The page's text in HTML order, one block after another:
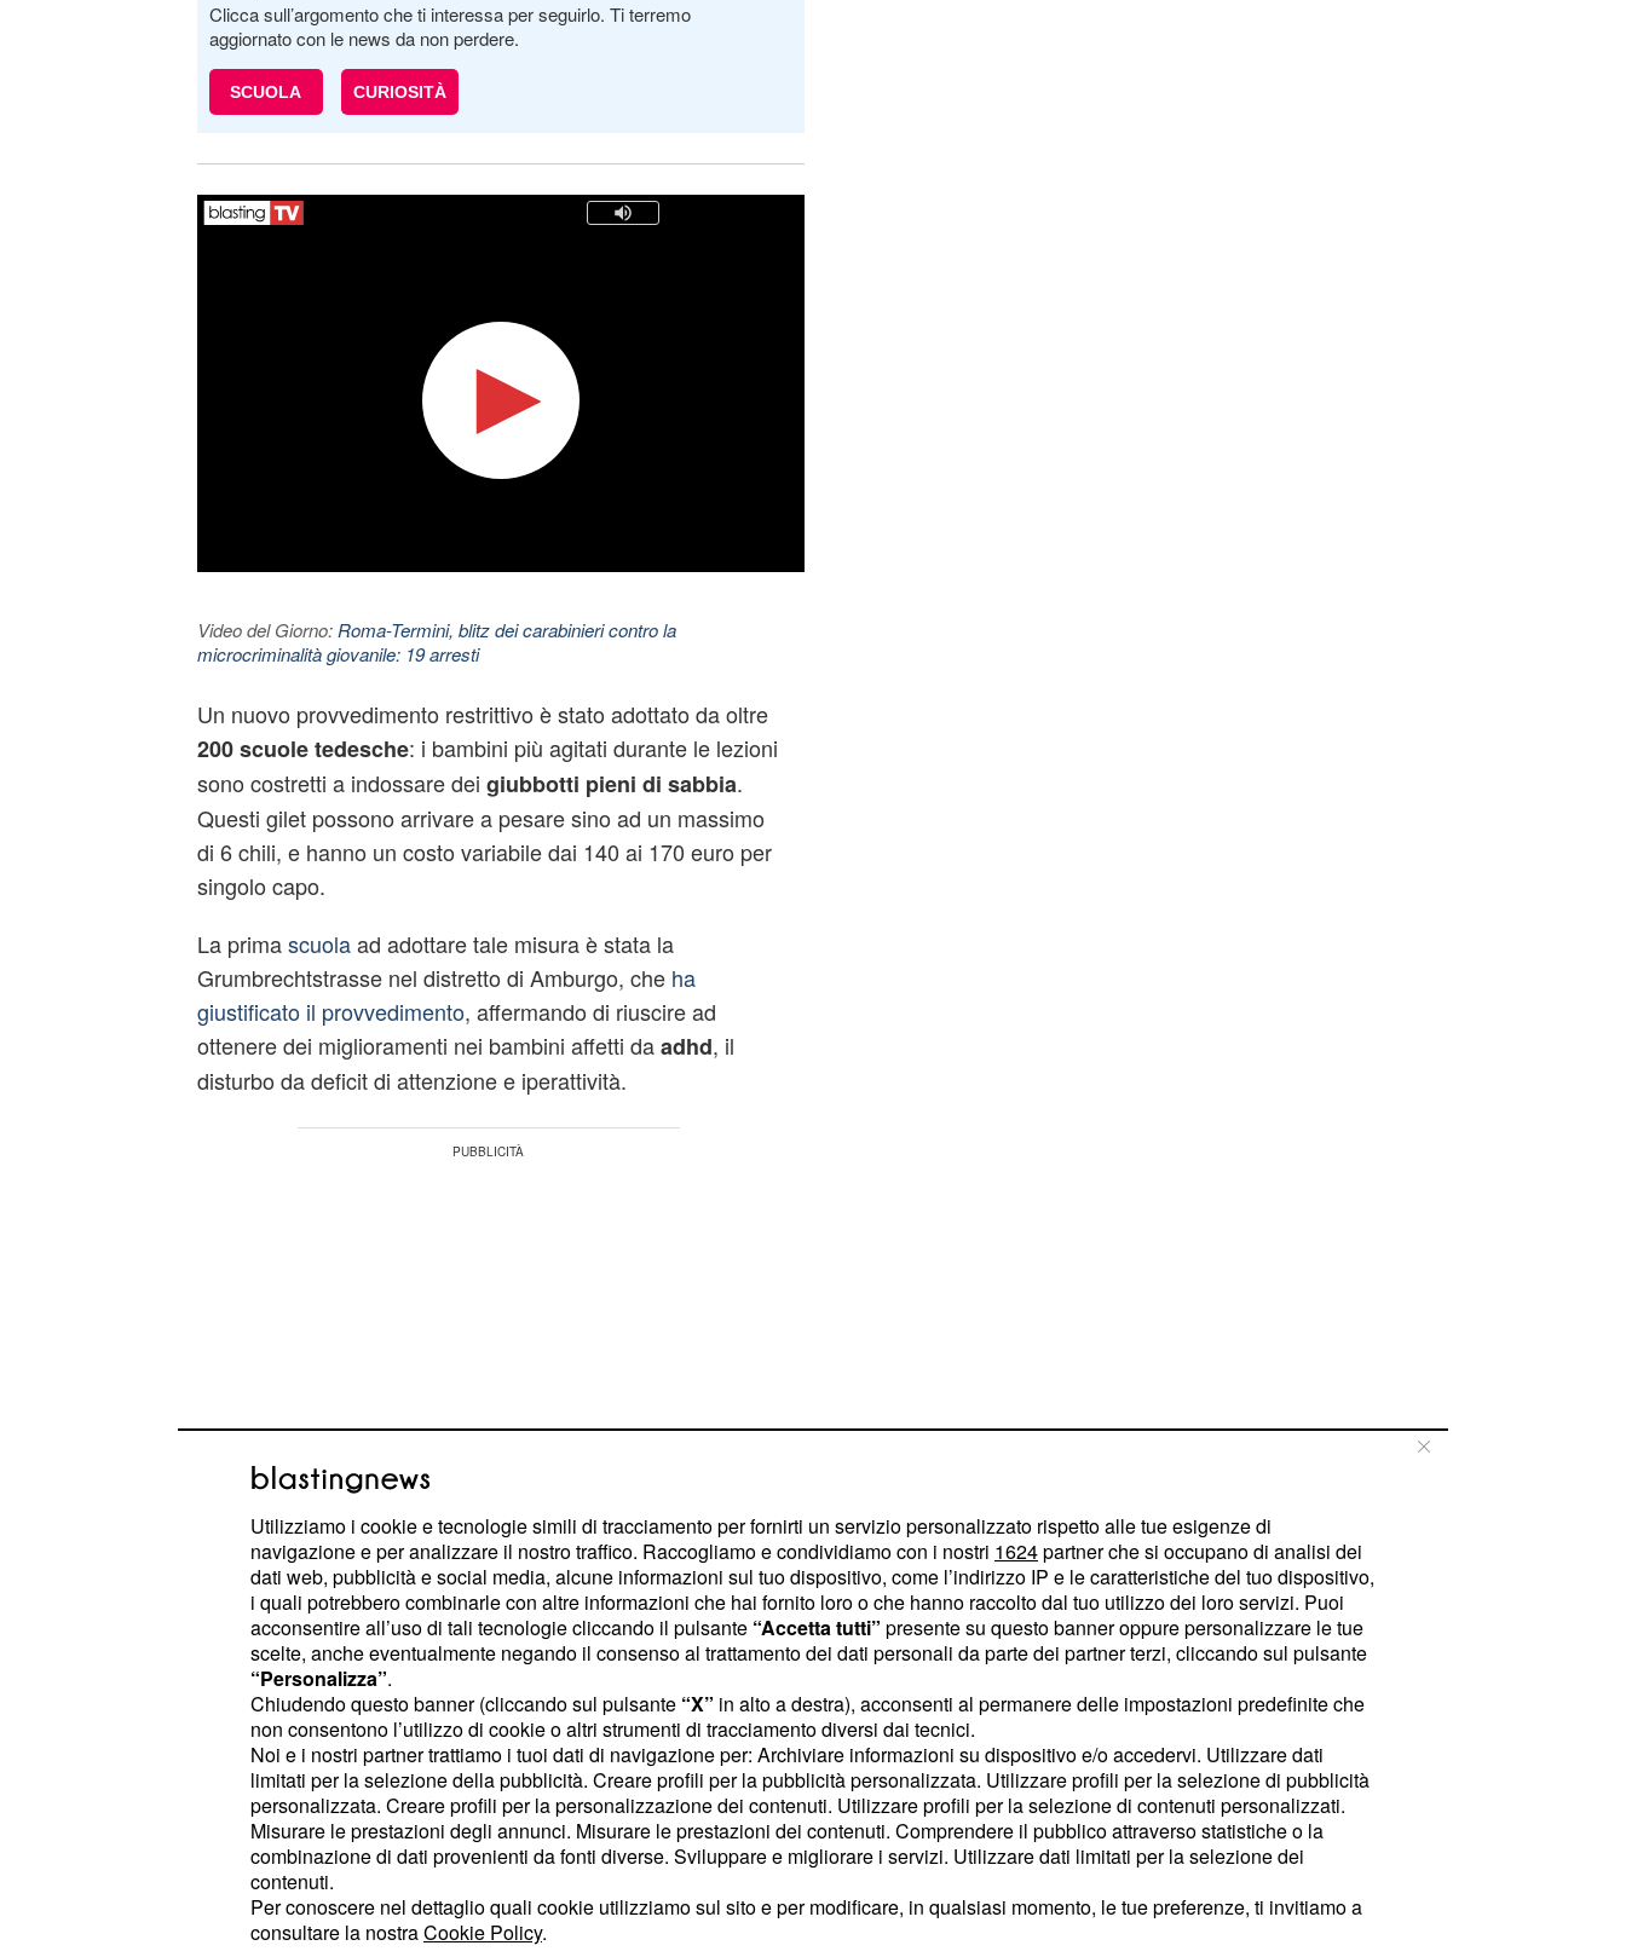
Clicca sull’argomento che ti interessa per seguirlo. Ti terremo
aggiornato con le news da non perdere.
SCUOLA CURIOSITÀ
Video del Giorno: Roma-Termini, blitz dei carabinieri contro la
microcriminalità giovanile: 19 arresti
Un nuovo provvedimento restrittivo è stato adottato da oltre
200 scuole tedesche: i bambini più agitati durante le lezioni
sono costretti a indossare dei giubbotti pieni di sabbia.
Questi gilet possono arrivare a pesare sino ad un massimo
di 6 chili, e hanno un costo variabile dai 140 ai 170 euro per
singolo capo.
La primascuolaad adottare tale misura è stata la
Grumbrechtstrasse nel distretto di Amburgo, che ha
giustificato il provvedimento, affermando di riuscire ad
ottenere dei miglioramenti nei bambini affetti daadhd, il
disturbo da deficit di attenzione e iperattività.
L'Adhd, un fenomeno in aumento
L'Adhd è un fenomeno in aumento in Germania: la sigla
indica undeficit dell'attenzionee un'iperattivitàche non
consentono ai bambini di concentrarsi a dovere, o di
recepire gli stimoli e le aspettative che un ambiente esterno
quale la scuola prevedono.
Comprendere immediatamente gli sviluppi di questo
disturbo non appare facile, dal momento che spesso - come
riferiscel'A.I.D.A.I- gli insegnanti scambiano
quest'affezione con una eccessiva esuberanza che quasi
assume i connotati della maleducazione. Discernere le due
Utilizziamo i cookie e tecnologie simili di tracciamento per fornirti un servizio personalizzato rispetto alle tue esigenze di
navigazione e per analizzare il nostro traffico. Raccogliamo e condividiamo con i nostri 1624partner che si occupano di analisi dei
dati web, pubblicità e social media, alcune informazioni sul tuo dispositivo, come l’indirizzo IP e le caratteristiche del tuo dispositivo,
i quali potrebbero combinarle con altre informazioni che hai fornito loro o che hanno raccolto dal tuo utilizzo dei loro servizi. Puoi
acconsentire all’uso di tali tecnologie cliccando il pulsante “Accetta tutti” presente su questo banner oppure personalizzare le tue
scelte, anche eventualmente negando il consenso al trattamento dei dati personali da parte dei partner terzi, cliccando sul pulsante
“Personalizza”.
Chiudendo questo banner (cliccando sul pulsante “X” in alto a destra), acconsenti al permanere delle impostazioni predefinite che
non consentono l’utilizzo di cookie o altri strumenti di tracciamento diversi dai tecnici.
Noi e i nostri partner trattiamo i tuoi dati di navigazione per: Archiviare informazioni su dispositivo e/o accedervi. Utilizzare dati
limitati per la selezione della pubblicità. Creare profili per la pubblicità personalizzata. Utilizzare profili per la selezione di pubblicità
personalizzata. Creare profili per la personalizzazione dei contenuti. Utilizzare profili per la selezione di contenuti personalizzati.
Misurare le prestazioni degli annunci. Misurare le prestazioni dei contenuti. Comprendere il pubblico attraverso statistiche o la
combinazione di dati provenienti da fonti diverse. Sviluppare e migliorare i servizi. Utilizzare dati limitati per la selezione dei
contenuti.
Per conoscere nel dettaglio quali cookie utilizziamo sul sito e per modificare, in qualsiasi momento, le tue preferenze, ti invitiamo a
consultare la nostraCookie Policy.